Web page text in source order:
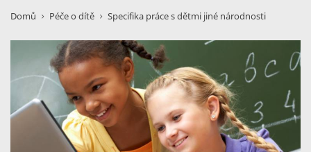
Domů Péče o dítě Specifika práce s dětmi jiné národnosti